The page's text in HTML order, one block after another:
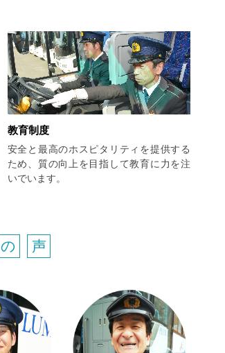
教育制度
安全と最高のホスピタリティを提供する
ため、質の向上を目指して教育に力を注
いでいます。
の 声